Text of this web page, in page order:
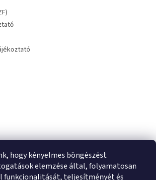
hogy kényelmes böngészést
elemzése által, folyamatosan
funkcionalitását, teljesítményét és